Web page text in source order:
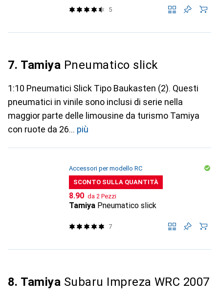
5
7. Tamiya Pneumatico slick
1:10 Pneumatici Slick Tipo Baukasten (2). Questi
pneumatici in vinile sono inclusi di serie nella
maggior parte delle limousine da turismo Tamiya
con ruote da 26
più
Accessori per modello RC
SCONTO SULLA QUANTITÀ
CHF
8.90 da 2 Pezzi
Tamiya Pneumatico slick
7
8. Tamiya Subaru Impreza WRC 2007